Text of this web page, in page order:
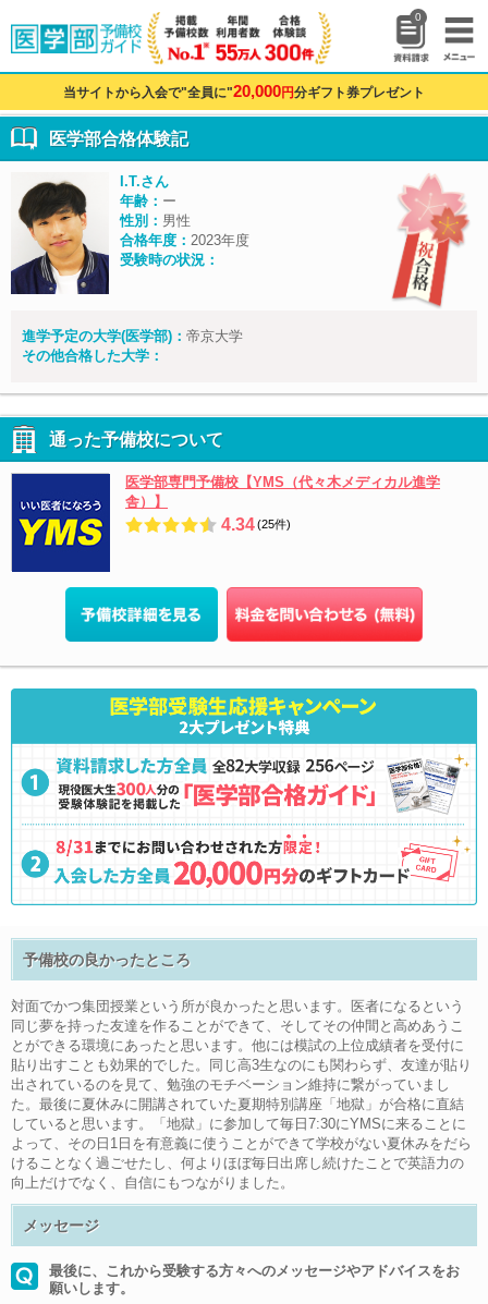
0
当サイトから入会で"全員に"20,000円分ギフト券プレゼント
医学部合格体験記
I.T.さん
年齢： ー
性別： 男性
合格年度： 2023年度
受験時の状況：
進学予定の大学(医学部)： 帝京大学
その他合格した大学：
通った予備校について
医学部専門予備校【YMS（代々木メディカル進学
舎）】
4.34(25件)
予備校の良かったところ
対面でかつ集団授業という所が良かったと思います。医者になるという
同じ夢を持った友達を作ることができて、そしてその仲間と高めあうこ
とができる環境にあったと思います。他には模試の上位成績者を受付に
貼り出すことも効果的でした。同じ高3生なのにも関わらず、友達が貼り
出されているのを見て、勉強のモチベーション維持に繋がっていまし
た。最後に夏休みに開講されていた夏期特別講座「地獄」が合格に直結
していると思います。「地獄」に参加して毎日7:30にYMSに来ることに
よって、その日1日を有意義に使うことができて学校がない夏休みをだら
けることなく過ごせたし、何よりほぼ毎日出席し続けたことで英語力の
向上だけでなく、自信にもつながりました。
メッセージ
最後に、これから受験する方々へのメッセージやアドバイスをお
願いします。